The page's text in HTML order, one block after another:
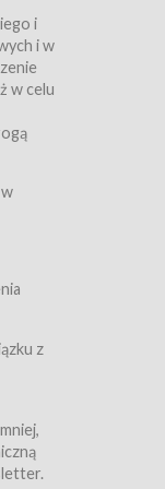
z
i
i w
w celu
z